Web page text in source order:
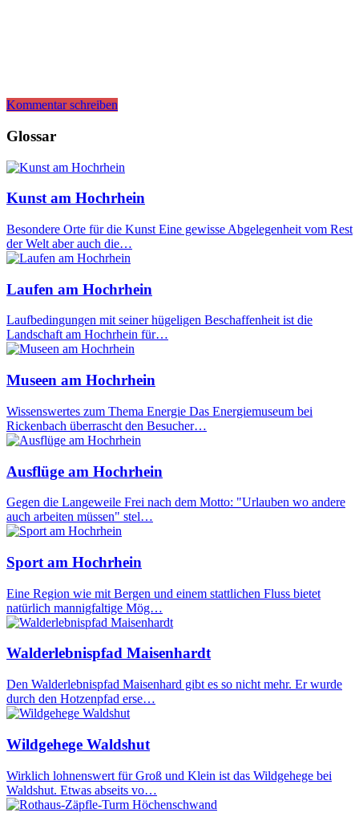
Kommentar schreiben
Glossar
Kunst am Hochrhein
Besondere Orte für die Kunst Eine gewisse Abgelegenheit vom Rest
der Welt aber auch die…
Laufen am Hochrhein
Laufbedingungen mit seiner hügeligen Beschaffenheit ist die
Landschaft am Hochrhein für…
Museen am Hochrhein
Wissenswertes zum Thema Energie Das Energiemuseum bei
Rickenbach überrascht den Besucher…
Ausflüge am Hochrhein
Gegen die Langeweile Frei nach dem Motto: "Urlauben wo andere
auch arbeiten müssen" stel…
Sport am Hochrhein
Eine Region wie mit Bergen und einem stattlichen Fluss bietet
natürlich mannigfaltige Mög…
Walderlebnispfad Maisenhardt
Den Walderlebnispfad Maisenhard gibt es so nicht mehr. Er wurde
durch den Hotzenpfad erse…
Wildgehege Waldshut
Wirklich lohnenswert für Groß und Klein ist das Wildgehege bei
Waldshut. Etwas abseits vo…